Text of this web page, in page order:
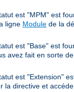
est "MPM" est
ligne Module de la
est "Base" est
avez fait en sorte
est "Extension"
la directive et